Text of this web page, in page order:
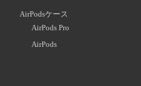
AirPodsケース
AirPods Pro
AirPods